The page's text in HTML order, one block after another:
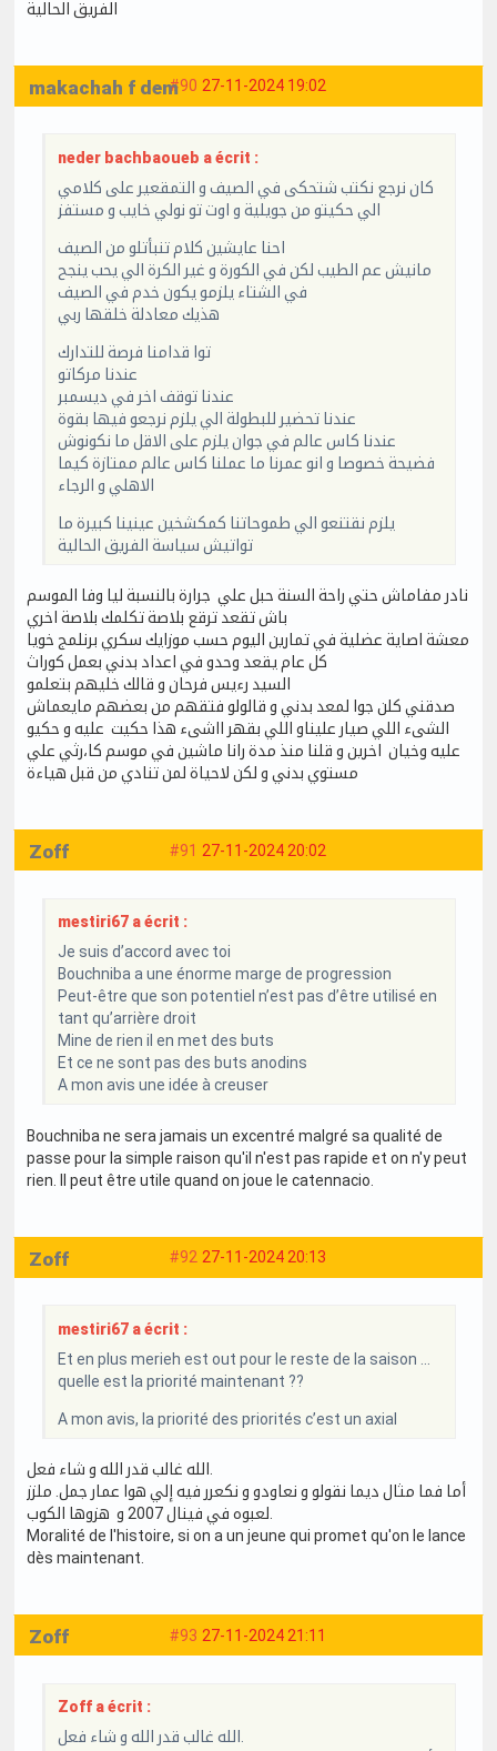
الفريق الحالية
#90 27-11-2024 19:02
makachah f dem
neder bachbaoueb a écrit :
كان نرجع نكتب شتحكى في الصيف و التمقعير على كلامي
الي حكيتو من جويلية و اوت تو نولي خايب و مستفز
احنا عايشين كلام تنبأتلو من الصيف
مانيش عم الطيب لكن في الكورة و غير الكرة الي يحب ينجح
في الشتاء يلزمو يكون خدم في الصيف
هذيك معادلة خلقها ربي
توا قدامنا فرصة للتدارك
عندنا مركاتو
عندنا توقف اخر في ديسمبر
عندنا تحضير للبطولة الي يلزم نرجعو فيها بقوة
عندنا كاس عالم في جوان يلزم على الاقل ما نكونوش
فضيحة خصوصا و انو عمرنا ما عملنا كاس عالم ممتازة كيما
الاهلي و الرجاء
يلزم نقتنعو الي طموحاتنا كمكشخين عينينا كبيرة ما
تواتيش سياسة الفريق الحالية
نادر مفاماش حتي راحة السنة حبل علي جرارة بالنسبة ليا وفا الموسم
باش تقعد ترقع بلاصة تكلمك بلاصة اخري
معشة اصاية عضلية في تمارين اليوم حسب موزايك سكري برنلمج خويا
السيد رءيس فرحان و قالك خليهم بتعلمو
صدقني كلن جوا لمعد بدني و قالولو فتقهم من بعضهم مايعماش
الشىء اللي صيار عليناو اللي بقهر ااشىء هذا حكيت عليه و حكيو
عليه وخيان اخرين و قلنا منذ مدة رانا ماشين في موسم كا،رثي علي
مستوي بدني و لكن لاحياة لمن تنادي من قبل هياءة
#91 27-11-2024 20:02
Zoff
mestiri67 a écrit :
Je suis d’accord avec toi
Bouchniba a une énorme marge de progression
Peut-être que son potentiel n’est pas d’être utilisé en
tant qu’arrière droit
Mine de rien il en met des buts
Et ce ne sont pas des buts anodins
A mon avis une idée à creuser
Bouchniba ne sera jamais un excentré malgré sa qualité de
passe pour la simple raison qu'il n'est pas rapide et on n'y peut
rien. Il peut être utile quand on joue le catennacio.
#92 27-11-2024 20:13
Zoff
mestiri67 a écrit :
Et en plus merieh est out pour le reste de la saison …
quelle est la priorité maintenant ??
A mon avis, la priorité des priorités c’est un axial
الله غالب قدر الله و شاء فعل.
أما فما مثال ديما نقولو و نعاودو و نكعرر فيه إلي هوا عمار جمل. ملزز
لعبوه في فينال 2007 و هزوها الكوب.
Moralité de l'histoire, si on a un jeune qui promet qu'on le lance
dès maintenant.
#93 27-11-2024 21:11
Zoff
Zoff a écrit :
الله غالب قدر الله و شاء فعل.